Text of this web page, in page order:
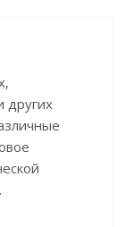
других